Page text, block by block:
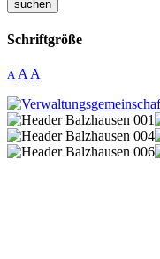
suchen
Schriftgröße
A A A